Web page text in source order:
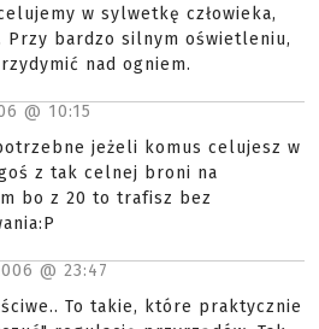
w sylwetkę człowieka,
Przy bardzo silnym oświetleniu,
nad ogniem.
@ 10:15
jeżeli komus celujesz w
z tak celnej broni na
bo z 20 to trafisz bez
@ 23:47
To takie, które praktycznie